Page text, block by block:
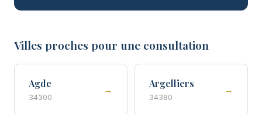
Villes proches pour une consultation
Agde
34300
→
Argelliers
34380
→